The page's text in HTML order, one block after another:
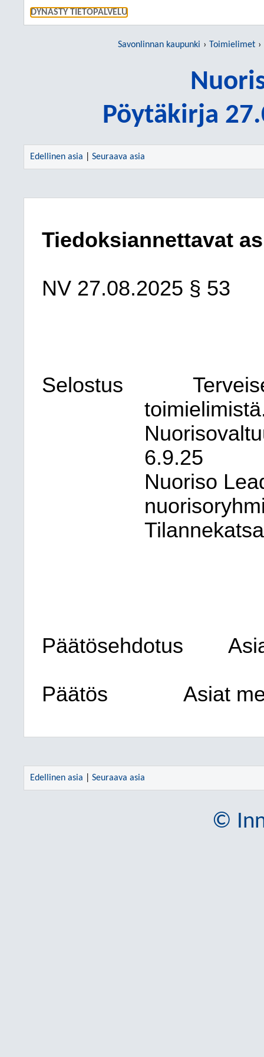
DYNASTY TIETOPALVELU
Savonlinnan kaupunki Toimielimet
Pöytäkirja
Edellinen asia Seuraava asia
Tiedoksiannettavat
NV 27.08.2025 § 53
Selostus
6.9.25
Nuoriso
Päätösehdotus
Päätös Asiat
Edellinen asia Seuraava asia
©